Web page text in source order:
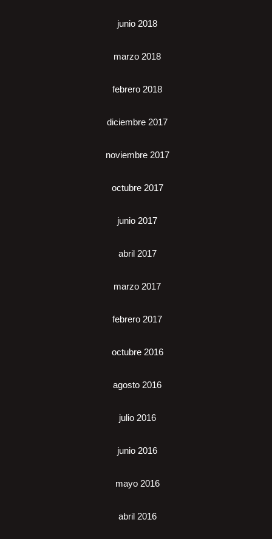
junio 2018
marzo 2018
febrero 2018
diciembre 2017
noviembre 2017
octubre 2017
junio 2017
abril 2017
marzo 2017
febrero 2017
octubre 2016
agosto 2016
julio 2016
junio 2016
mayo 2016
abril 2016